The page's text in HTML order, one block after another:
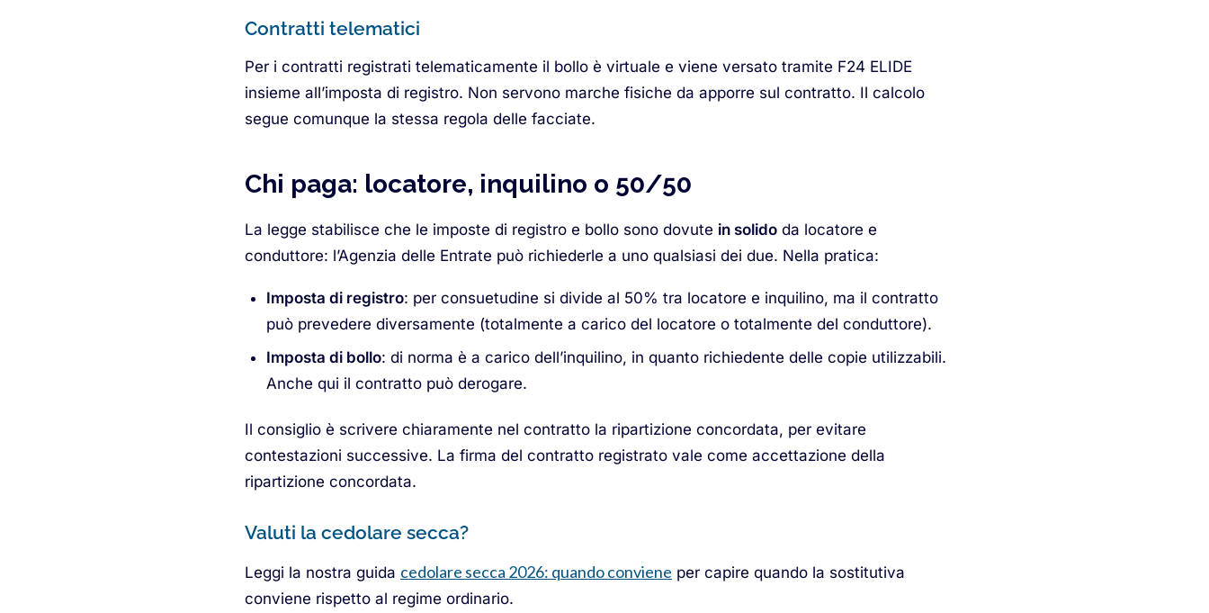
Contratti telematici
Per i contratti registrati telematicamente il bollo è virtuale e viene versato tramite F24 ELIDE
insieme all’imposta di registro. Non servono marche fisiche da apporre sul contratto. Il calcolo
segue comunque la stessa regola delle facciate.
Chi paga: locatore, inquilino o 50/50
La legge stabilisce che le imposte di registro e bollo sono dovute in solido da locatore e
conduttore: l’Agenzia delle Entrate può richiederle a uno qualsiasi dei due. Nella pratica:
Imposta di registro: per consuetudine si divide al 50% tra locatore e inquilino, ma il contratto
può prevedere diversamente (totalmente a carico del locatore o totalmente del conduttore).
Imposta di bollo: di norma è a carico dell’inquilino, in quanto richiedente delle copie utilizzabili.
Anche qui il contratto può derogare.
Il consiglio è scrivere chiaramente nel contratto la ripartizione concordata, per evitare
contestazioni successive. La firma del contratto registrato vale come accettazione della
ripartizione concordata.
Valuti la cedolare secca?
Leggi la nostra guida cedolare secca 2026: quando conviene per capire quando la sostitutiva
conviene rispetto al regime ordinario.